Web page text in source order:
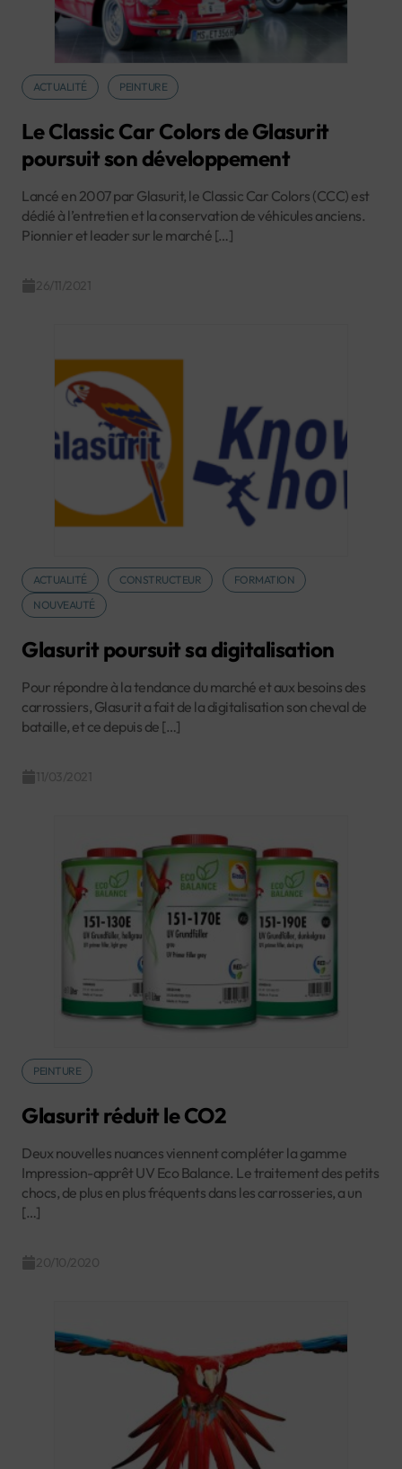
ACTUALITÉ PEINTURE
Le Classic Car Colors de Glasurit
poursuit son développement
Lancé en 2007 par Glasurit, le Classic Car Colors (CCC) est
dédié à l’entretien et la conservation de véhicules anciens.
Pionnier et leader sur le marché […]
ACTUALITÉ CONSTRUCTEUR
FORMATION
NOUVEAUTÉ
Glasurit poursuit sa digitalisation
Pour répondre à la tendance du marché et aux besoins des
carrossiers, Glasurit a fait de la digitalisation son cheval de
bataille, et ce depuis de […]
PEINTURE
Glasurit réduit le CO2
Deux nouvelles nuances viennent compléter la gamme
Impression-apprêt UV Eco Balance. Le traitement des petits
chocs, de plus en plus fréquents dans les carrosseries, a un
[…]